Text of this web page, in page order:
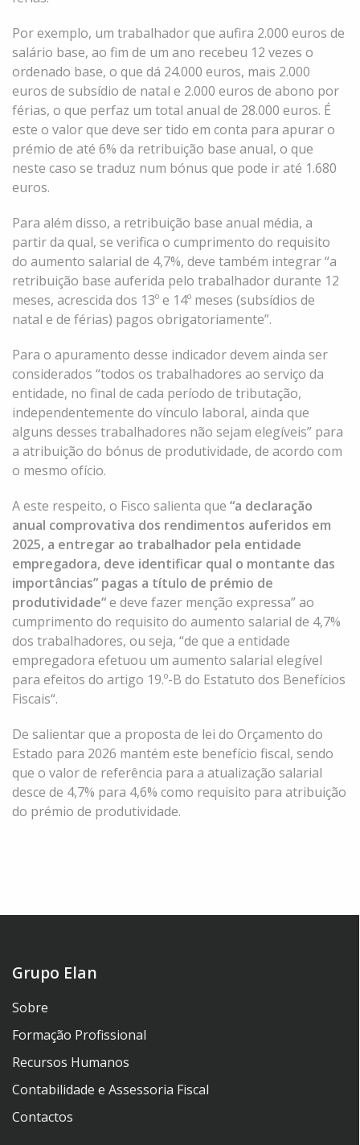
Por exemplo, um trabalhador que aufira 2.000 euros de
salário base, ao fim de um ano recebeu 12 vezes o
ordenado base, o que dá 24.000 euros, mais 2.000
euros de subsídio de natal e 2.000 euros de abono por
férias, o que perfaz um total anual de 28.000 euros. É
este o valor que deve ser tido em conta para apurar o
prémio de até 6% da retribuição base anual, o que
neste caso se traduz num bónus que pode ir até 1.680
euros.
Para além disso, a retribuição base anual média, a
partir da qual, se verifica o cumprimento do requisito
do aumento salarial de 4,7%, deve também integrar “a
retribuição base auferida pelo trabalhador durante 12
meses, acrescida dos 13º e 14º meses (subsídios de
natal e de férias) pagos obrigatoriamente”.
Para o apuramento desse indicador devem ainda ser
considerados “todos os trabalhadores ao serviço da
entidade, no final de cada período de tributação,
independentemente do vínculo laboral, ainda que
alguns desses trabalhadores não sejam elegíveis” para
a atribuição do bónus de produtividade, de acordo com
o mesmo ofício.
A este respeito, o Fisco salienta que “a declaração
anual comprovativa dos rendimentos auferidos em
2025, a entregar ao trabalhador pela entidade
empregadora, deve identificar qual o montante das
importâncias” pagas a título de prémio de
produtividade“e deve fazer menção expressa” ao
cumprimento do requisito do aumento salarial de 4,7%
dos trabalhadores, ou seja, “de que a entidade
empregadora efetuou um aumento salarial elegível
para efeitos do artigo 19.º-B do Estatuto dos Benefícios
Fiscais“.
De salientar que a proposta de lei do Orçamento do
Estado para 2026 mantém este benefício fiscal, sendo
que o valor de referência para a atualização salarial
desce de 4,7% para 4,6% como requisito para atribuição
do prémio de produtividade.
Grupo Elan
Sobre
Formação Profissional
Recursos Humanos
Contabilidade e Assessoria Fiscal
Contactos